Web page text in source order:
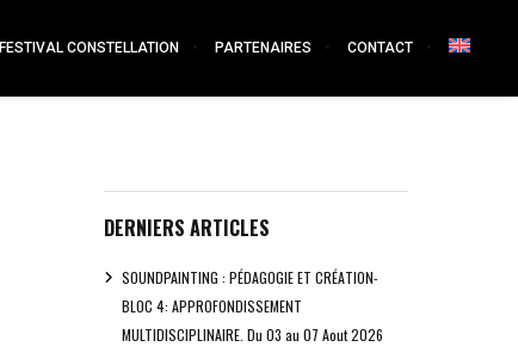
FESTIVAL CONSTELLATION PARTENAIRES CONTACT
DERNIERS ARTICLES
SOUNDPAINTING : PÉDAGOGIE ET CRÉATION-
BLOC 4: APPROFONDISSEMENT
MULTIDISCIPLINAIRE. Du 03 au 07 Aout 2026